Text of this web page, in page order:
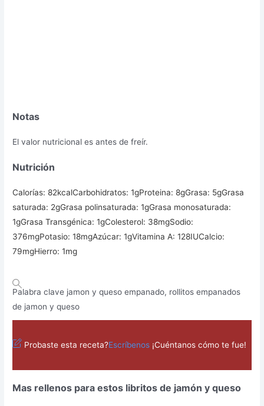
Notas
El valor nutricional es antes de freír.
Nutrición
Calorías:82kcalCarbohidratos:1gProteina:8gGrasa: 5gGrasa
saturada: 2gGrasa polinsaturada:1gGrasa monosaturada:
1gGrasa Transgénica:1gColesterol: 38mgSodio:
376mgPotasio:18mgAzúcar:1gVitamina A:128IUCalcio:
79mgHierro:1mg
Palabra clave jamon y queso empanado, rollitos empanados
de jamon y queso
Probaste esta receta?Escríbenos ¡Cuéntanos cómo te fue!
Mas rellenos para estos libritos de jamón y queso